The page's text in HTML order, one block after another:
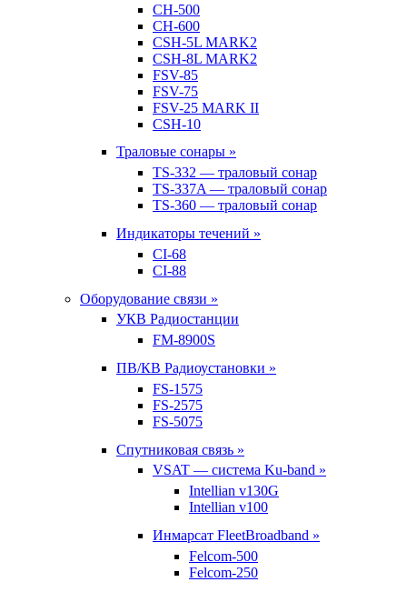
CH-500
CH-600
CSH-5L MARK2
CSH-8L MARK2
FSV-85
FSV-75
FSV-25 MARK II
CSH-10
Траловые сонары »
TS-332 — траловый сонар
TS-337A — траловый сонар
TS-360 — траловый сонар
Индикаторы течений »
CI-68
CI-88
Оборудование связи »
УКВ Радиостанции
FM-8900S
ПВ/КВ Радиоустановки »
FS-1575
FS-2575
FS-5075
Спутниковая связь »
VSAT — система Ku-band »
Intellian v130G
Intellian v100
Инмарсат FleetBroadband »
Felcom-500
Felcom-250